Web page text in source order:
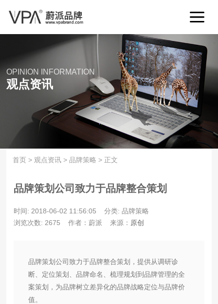
OPINION INFORMATION
观点资讯
首页 > 观点资讯 >品牌策略 > 正文
品牌策划公司致力于品牌整合策划
时间: 2018-06-02 11:56:05
分类: 品牌策略
浏览次数: 2675
作者：蔚派 来源： 原创
品牌策划公司致力于品牌整合策划，提供从调研诊
断、定位策划、品牌命名、梳理规划到品牌管理的全
案策划，为品牌树立差异化的品牌战略定位与品牌价
值。